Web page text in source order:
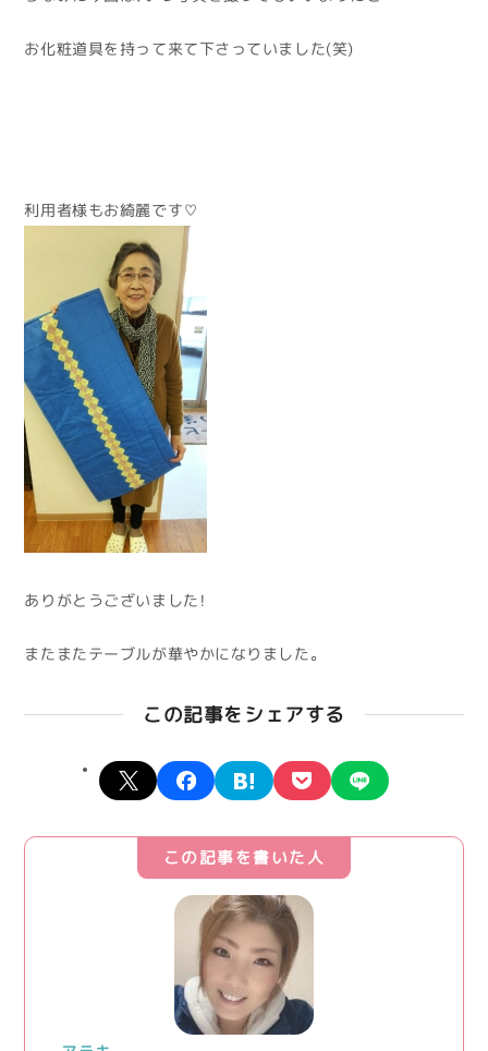
お化粧道具を持って来て下さっていました(笑)
利用者様もお綺麗です♡
ありがとうございました！
またまたテーブルが華やかになりました。
この記事をシェアする
X facebookhatena pocket
この記事を書いた人